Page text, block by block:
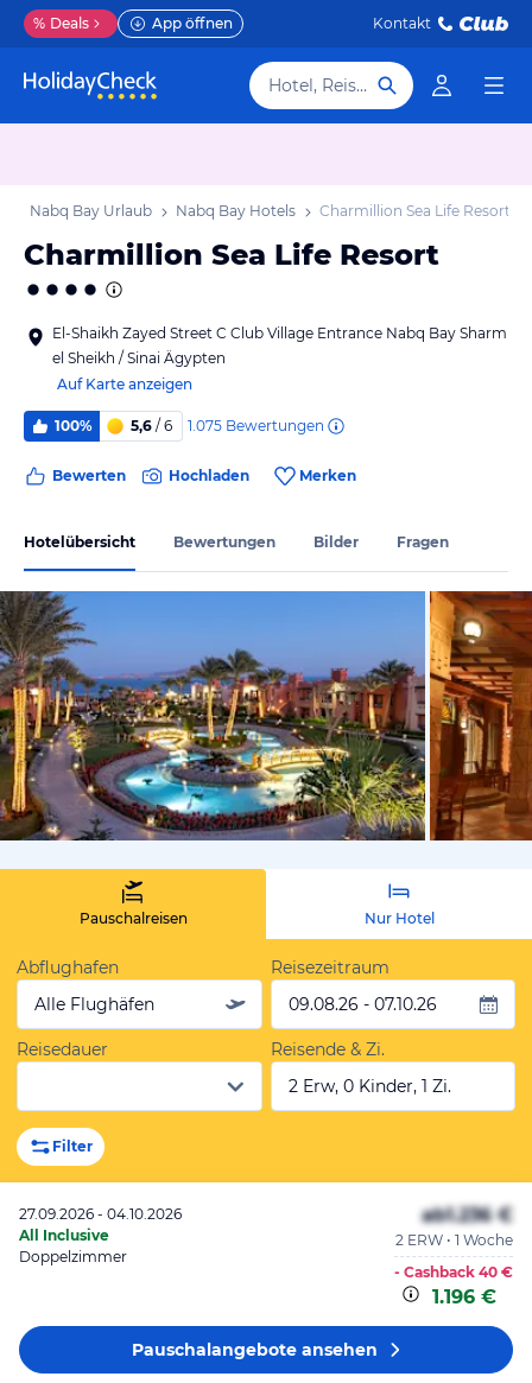
% Deals App öffnen Kontakt
Hotel, Reiseziel
Nabq Bay Urlaub Nabq Bay Hotels Charmillion Sea Life Resort
Charmillion Sea Life Resort
El-Shaikh Zayed Street C Club Village Entrance Nabq Bay Sharm
el Sheikh / Sinai Ägypten
Auf Karte anzeigen
100% 5,6 / 6 1.075 Bewertungen
Bewerten Hochladen Merken
Hotelübersicht Bewertungen Bilder Fragen
vom
Pauschalreisen Nur Hotel
Abflughafen
Alle Flughäfen
Reisezeitraum
09.08.26 - 07.10.26
Reisedauer
Reisende & Zi.
2 Erw, 0 Kinder, 1 Zi.
Filter
27.09.2026 - 04.10.2026
All Inclusive
Doppelzimmer
ab1.236 €
2 ERW • 1 Woche
- Cashback 40 €
1.196 €
Pauschalangeboteansehen